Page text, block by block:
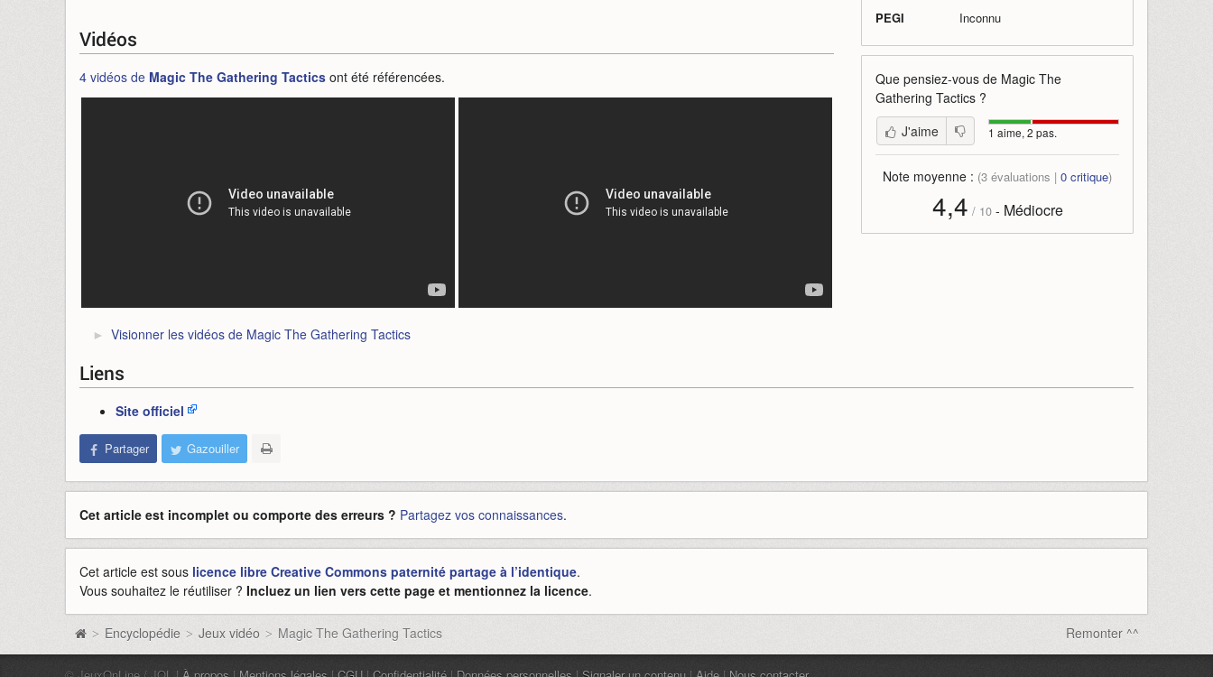
PEGI Inconnu
Que pensiez-vous de Magic The
Gathering Tactics ?
1 aime, 2 pas.
J'aime
Note moyenne : (3 évaluations | 0 critique)
4,4 / 10- Médiocre
Vidéos
4 vidéos de Magic The Gathering Tactics ont été référencées.
Visionner les vidéos de Magic The Gathering Tactics
Liens
Site officiel
Partager Gazouiller
Cet article est incomplet ou comporte des erreurs ? Partagez vos connaissances.
Cet article est sous licence libre Creative Commons paternité partage à l’identique.
Vous souhaitez le réutiliser ? Incluez un lien vers cette page et mentionnez la licence.
Remonter ^^
> Encyclopédie > Jeux vidéo > Magic The Gathering Tactics